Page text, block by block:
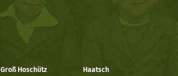
Groß Hoschütz Haatsch